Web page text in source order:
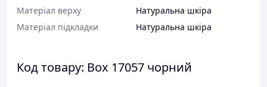
Матеріал верху
Натуральна шкіра
Матеріал підкладки
Натуральна шкіра
Код товару: Box 17057 чорний